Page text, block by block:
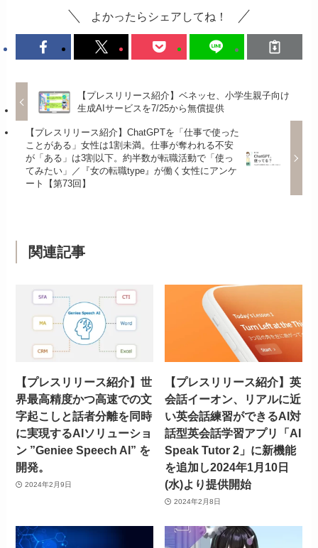
よかったらシェアしてね！
【プレスリリース紹介】ベネッセ、小学生親子向け
生成AIサービスを7/25から無償提供
【プレスリリース紹介】ChatGPTを「仕事で使った
ことがある」女性は1割未満。仕事が奪われる不安
が「ある」は3割以下。約半数が転職活動で「使っ
てみたい」／『女の転職type』が働く女性にアンケ
ート【第73回】
関連記事
【プレスリリース紹介】世
界最高精度かつ高速での文
字起こしと話者分離を同時
に実現するAIソリューショ
ン ”Geniee Speech AI” を
開発。
2024年2月9日
【プレスリリース紹介】英
会話イーオン、リアルに近
い英会話練習ができるAI対
話型英会話学習アプリ「AI
Speak Tutor 2」に新機能
を追加し2024年1月10日
(水)より提供開始
2024年2月8日